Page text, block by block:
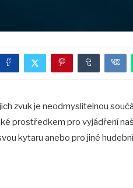
zvuk je neodmyslitelnou
prostředkem pro vyjádření
kytaru anebo pro jiné